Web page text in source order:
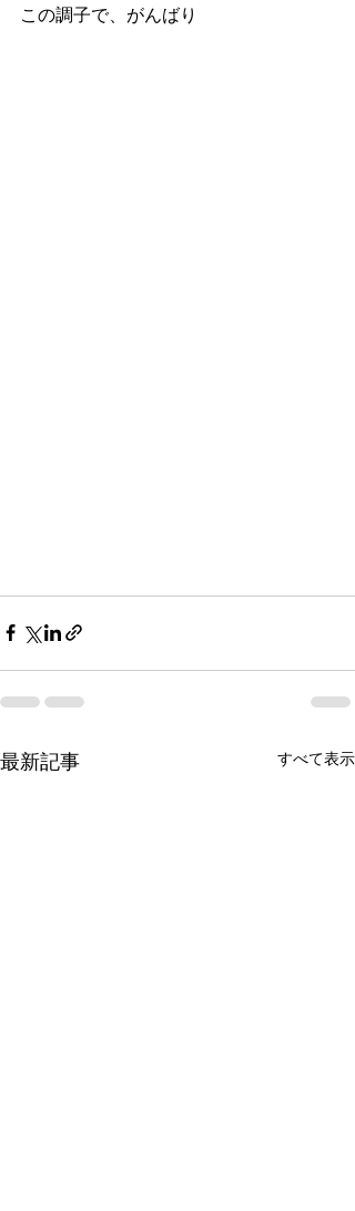
この調子で、がんばり
最新記事 すべて表示